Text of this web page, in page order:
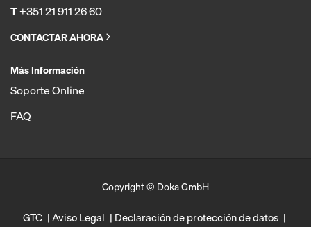
T+351 21 911 26 60
CONTACTAR AHORA
Más Información
Soporte Online
FAQ
Copyright © Doka GmbH
GTC Aviso Legal
Declaración de protección de datos